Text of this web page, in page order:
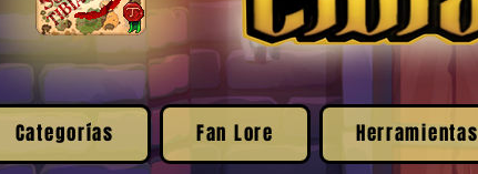
Categorías Fan Lore Herramientas